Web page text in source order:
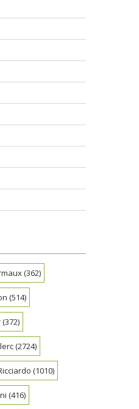
(362)
(514)
(372)
(2724)
(1010)
(416)